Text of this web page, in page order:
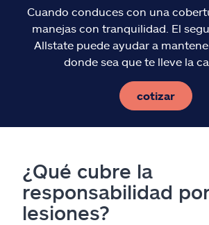
Cuando conduces con una
manejas con tranquilidad. El
Allstate puede ayudar a
donde sea que te lleve la
cotizar
¿Qué cubre la
responsabilidad
lesiones?